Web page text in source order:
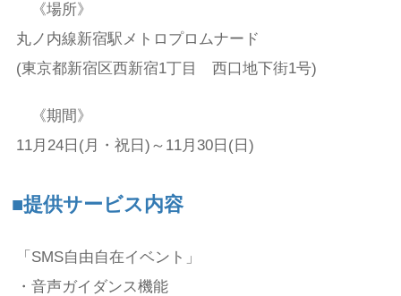
《場所》
丸ノ内線新宿駅メトロプロムナード
(東京都新宿区西新宿1丁目 西口地下街1号)
《期間》
11月24日(月・祝日)～11月30日(日)
■提供サービス内容
「SMS自由自在イベント」
・音声ガイダンス機能